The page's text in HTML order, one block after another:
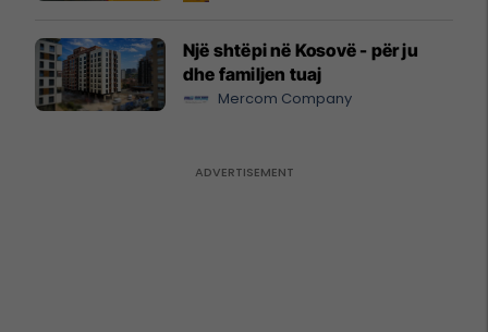
Një shtëpi në Kosovë - për ju
dhe familjen tuaj
Mercom Company